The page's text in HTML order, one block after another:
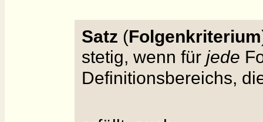
Satz (Folgenkriterium
stetig, wenn für jede
Definitionsbereichs,